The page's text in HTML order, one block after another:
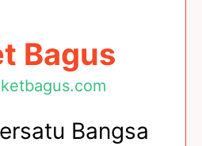
Bagus
Bangsa